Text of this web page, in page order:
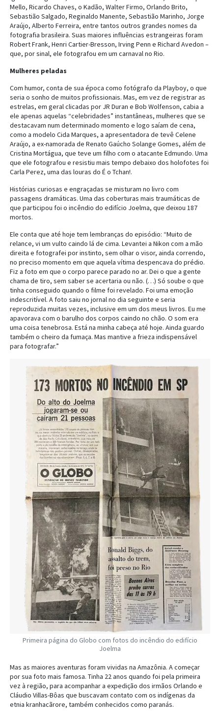
Mello, Ricardo Chaves, o Kadão, Walter Firmo, Orlando Brito,
Sebastião Salgado, Reginaldo Manente, Sebastião Marinho, Jorge
Araújo, Alberto Ferreira, entre tantos outros grandes nomes da
fotografia brasileira. Suas maiores influências estrangeiras foram
Robert Frank, Henri Cartier-Bresson, Irving Penn e Richard Avedon –
que, por sinal, ele fotografou em um carnaval no Rio.
Mulheres peladas
Com humor, conta de sua época como fotógrafo da Playboy, o que
seria o sonho de muitos profissionais. Mas, em vez de registrar as
estrelas, em geral clicadas por JR Duran e Bob Wolfenson, cabia a
ele apenas aquelas “celebridades” instantâneas, mulheres que se
destacavam num determinado momento e logo saíam de cena,
como a modelo Cida Marques, a apresentadora de tevê Celene
Araújo, a ex-namorada de Renato Gaúcho Solange Gomes, além de
Cristina Mortágua, que teve um filho com o atacante Edmundo. Uma
que ele fotografou e resistiu mais tempo debaixo dos holofotes foi
Carla Perez, uma das louras do É o Tchan!.
Histórias curiosas e engraçadas se misturam no livro com
passagens dramáticas. Uma das coberturas mais traumáticas de
que participou foi o incêndio do edifício Joelma, que deixou 187
mortos.
Ele conta que até hoje tem lembranças do episódio: “Muito de
relance, vi um vulto caindo lá de cima. Levantei a Nikon com a mão
direita e fotografei por instinto, sem olhar o visor, ainda correndo,
no preciso momento em que aquela vítima despencava do prédio.
Fiz a foto em que o corpo parece parado no ar. Dei o que a gente
chama de tiro, sem saber se acertaria ou não. (…) Só soube o que
tinha conseguido quando o filme foi revelado. Foi uma emoção
indescritível. A foto saiu no jornal no dia seguinte e seria
reproduzida muitas vezes, inclusive em um dos meus livros. Eu me
apavorava com o barulho dos corpos caindo no chão. O som era
uma coisa tenebrosa. Está na minha cabeça até hoje. Ainda guardo
também o cheiro da fumaça. Mas mantive a frieza indispensável
para fotografar.”
Primeira página do Globo com fotos do incêndio do edifício
Joelma
Mas as maiores aventuras foram vividas na Amazônia. A começar
por sua foto mais famosa. Tinha 22 anos quando foi pela primeira
vez à região, para acompanhar a expedição dos irmãos Orlando e
Cláudio Villas-Bôas que buscavam contato com os indígenas da
etnia kranhacãrore, também conhecidos como paranás.